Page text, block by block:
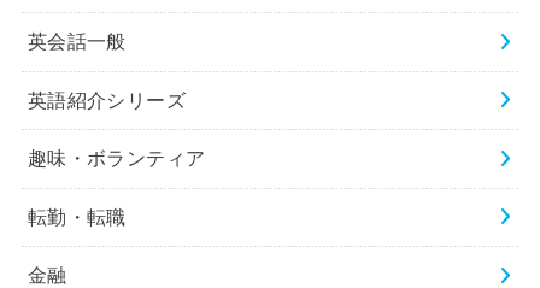
英会話一般
英語紹介シリーズ
趣味・ボランティア
転勤・転職
金融